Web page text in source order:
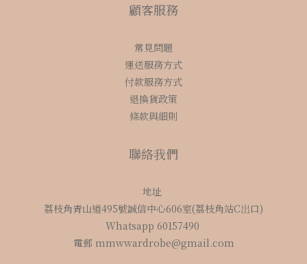
顧客服務
常見問題
運送服務方式
付款服務方式
退換貨政策
條款與細則
聯絡我們
地址
荔枝角青山道495號誠信中心606室(荔枝角站C岀口)
Whatsapp 60157490
電郵 mmwwardrobe@gmail.com